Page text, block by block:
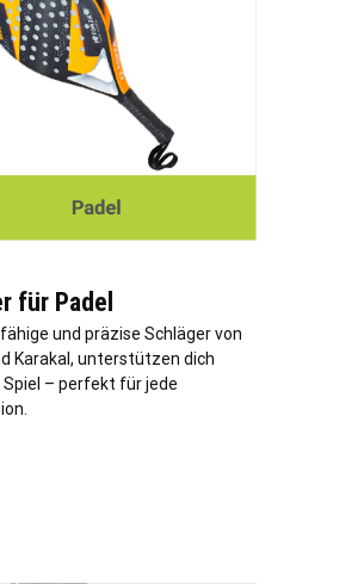
für Padel
und präzise Schläger von
Karakal, unterstützen dich
– perfekt für jede